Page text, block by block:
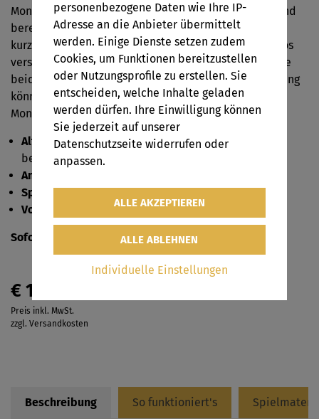
Monster Alexius und seine beste Freundin Salenda sind
bereit für die coolste Monsterparty aller Zeiten. Doch
kurz bevor es losgeht, ist die Wegbeschreibung spurlos
verschwunden. Ihr müsst 10 Aufgaben lösen, damit die
beiden rechtzeitig zur Party kommen und als Belohnung
könnt ihr euch dann auf eine monstermäßige
Monsterbowle und einen Monsterschatz freuen.
Altersgruppe: 7-10 Jahre (Lesekenntnisse werden
benötigt)
Anzahl der Spielenden:
Spieldauer:ca. 90 Minuten
Vorbereitungszeit: ca. 30-40 Minuten
Sofortversand per E-Mail
€ 14,90
Preis inkl. MwSt.
zzgl. Versandkosten
Beschreibung So funktioniert's
personenbezogene Daten wie Ihre IP-
Adresse an die Anbieter übermittelt
werden. Einige Dienste setzen zudem
Cookies, um Funktionen bereitzustellen
oder Nutzungsprofile zu erstellen. Sie
entscheiden, welche Inhalte geladen
werden dürfen. Ihre Einwilligung können
Sie jederzeit auf unserer
Datenschutzseite widerrufen oder
anpassen.
Individuelle Einstellungen